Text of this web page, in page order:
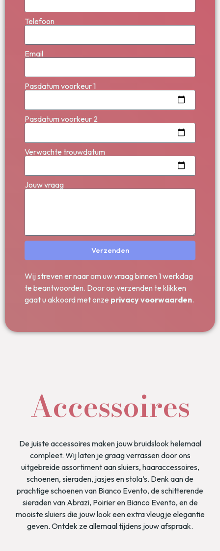
Telefoon
Email
Pasdatum voorkeur 1
Pasdatum voorkeur 2
Verwachte trouwdatum
Jouw vraag
Verzenden
Wij streven er naar om uw vraag binnen 1 werkdag
te beantwoorden. Door op verzenden te klikken
gaat u akkoord met onze privacy voorwaarden.
Accessoires
De juiste accessoires maken jouw bruidslook helemaal
compleet. Wij laten je graag verrassen door ons
uitgebreide assortiment aan sluiers, haaraccessoires,
schoenen, sieraden, jasjes en stola’s. Denk aan de
prachtige schoenen van Bianco Evento, de schitterende
sieraden van Abrazi, Poirier en Bianco Evento, en de
mooiste sluiers die jouw look een extra vleugje elegantie
geven. Ontdek ze allemaal tijdens jouw afspraak.